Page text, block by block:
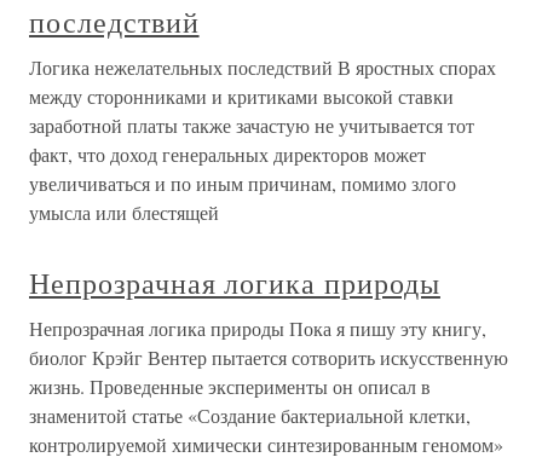
последствий
Логика нежелательных последствий В яростных спорах
между сторонниками и критиками высокой ставки
заработной платы также зачастую не учитывается тот
факт, что доход генеральных директоров может
увеличиваться и по иным причинам, помимо злого
умысла или блестящей
Непрозрачная логика природы
Непрозрачная логика природы Пока я пишу эту книгу,
биолог Крэйг Вентер пытается сотворить искусственную
жизнь. Проведенные эксперименты он описал в
знаменитой статье «Создание бактериальной клетки,
контролируемой химически синтезированным геномом»